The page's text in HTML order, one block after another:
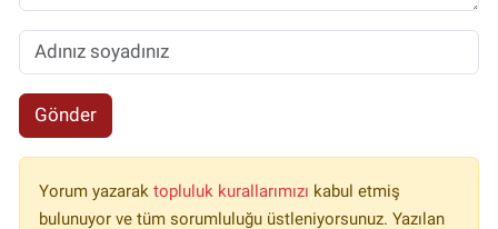
Gönder
Yorum yazarak topluluk kurallarımızı kabul etmiş
bulunuyor ve tüm sorumluluğu üstleniyorsunuz. Yazılan